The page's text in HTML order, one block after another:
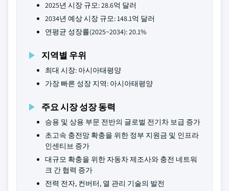
2025년 시장 규모: 28.6억 달러
2034년 예상 시장 규모: 148.1억 달러
연평균 성장률(2025~2034): 20.1%
지역별 우위
최대 시장: 아시아태평양
가장 빠른 성장 지역: 아시아태평양
주요 시장 성장 동력
승용 및 상용 부문 전반의 글로벌 전기차 보급 증가
초고속 충전망 확충을 위한 정부 지원금 및 인프라
인센티브 증가
대규모 확충을 위한 자동차 제조사와 충전 네트워
크 간 협력 증가
전력 전자, 컨버터, 열 관리 기술의 발전